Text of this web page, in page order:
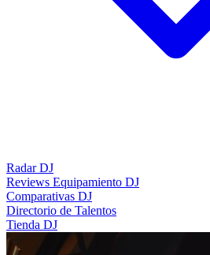
Radar DJ
Reviews Equipamiento DJ
Comparativas DJ
Directorio de Talentos
Tienda DJ